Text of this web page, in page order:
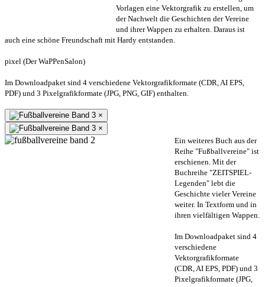
Vorlagen eine Vektorgrafik zu erstellen, um
der Nachwelt die Geschichten der Vereine
und ihrer Wappen zu erhalten. Daraus ist
auch eine schöne Freundschaft mit Hardy entstanden.
pixel (Der WaPPenSalon)
Im Downloadpaket sind 4 verschiedene Vektorgrafikformate (CDR, AI EPS,
PDF) und 3 Pixelgrafikformate (JPG, PNG, GIF) enthalten.
×
×
Ein weiteres Buch aus der
Reihe "Fußballvereine" ist
erschienen. Mit der
Buchreihe "ZEITSPIEL-
Legenden" lebt die
Geschichte vieler Vereine
weiter. In Textform und in
ihren vielfältigen Wappen.
Im Downloadpaket sind 4
verschiedene
Vektorgrafikformate
(CDR, AI EPS, PDF) und 3
Pixelgrafikformate (JPG,